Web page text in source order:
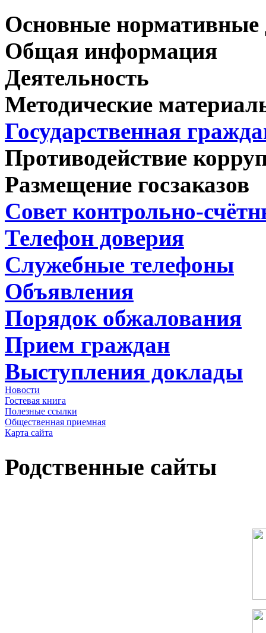
Основные нормативные
Общая информация
Деятельность
Методические
Государственная
Противодействие
Размещение госзаказов
Совет контрольно-
Телефон доверия
Служебные телефоны
Объявления
Порядок обжалования
Прием граждан
Выступления доклады
Новости
Гостевая книга
Полезные ссылки
Общественная приемная
Карта сайта
Родственные сайты